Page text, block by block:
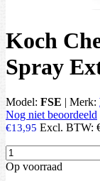
Koch
Spray
Model: FSE | Merk:
Nog niet beoordeeld
€13,95 Excl. BTW:
Op voorraad